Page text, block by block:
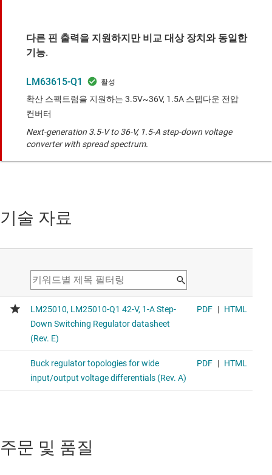
다른 핀 출력을 지원하지만 비교 대상 장치와 동일한
기능.
LM63615-Q1
확산 스펙트럼을 지원하는 3.5V~36V, 1.5A 스텝다운 전압
컨버터
Next-generation 3.5-V to 36-V, 1.5-A step-down voltage
converter with spread spectrum.
기술 자료
주문 및 품질